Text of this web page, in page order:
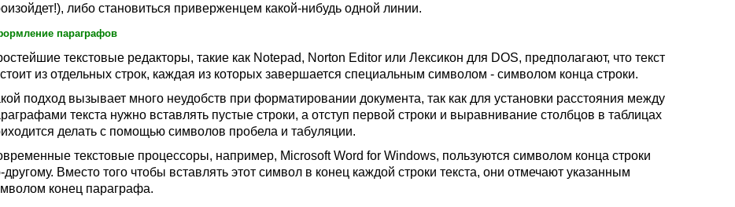
либо становиться приверженцем какой-нибудь одной линии.
параграфов
текстовые редакторы, такие как Notepad, Norton Editor или Лексикон для DOS, предполагают, что текст
из отдельных строк, каждая из которых завершается специальным символом - символом конца строки.
подход вызывает много неудобств при форматировании документа, так как для установки расстояния между
текста нужно вставлять пустые строки, а отступ первой строки и выравнивание столбцов в таблицах
делать с помощью символов пробела и табуляции.
текстовые процессоры, например, Microsoft Word for Windows, пользуются символом конца строки
другому. Вместо того чтобы вставлять этот символ в конец каждой строки текста, они отмечают указанным
конец параграфа.